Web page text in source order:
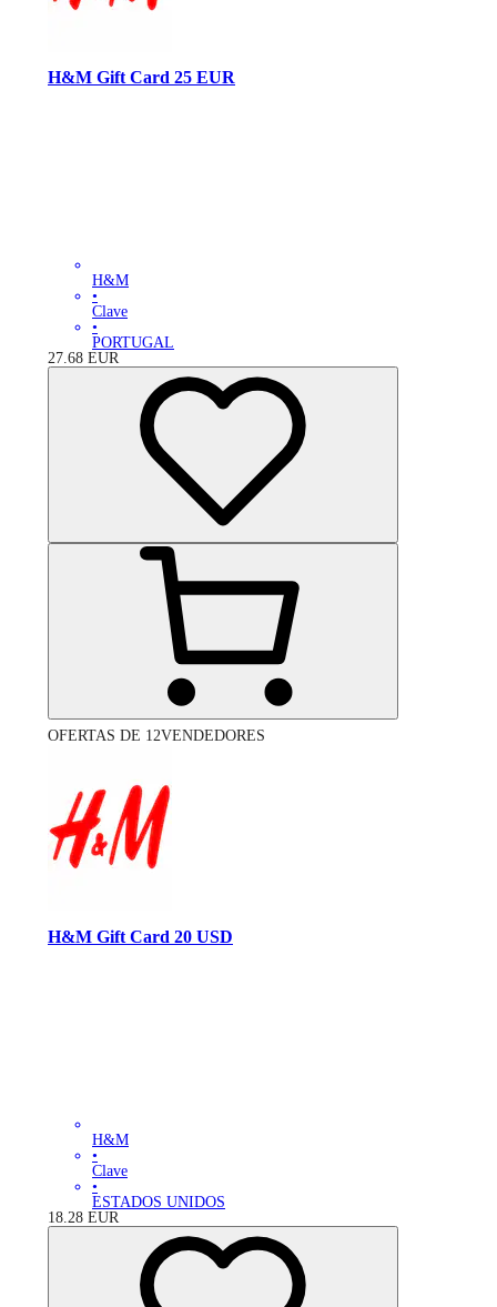
H&M Gift Card 25 EUR
H&M
•
Clave
•
PORTUGAL
27.68 EUR
OFERTAS DE 12VENDEDORES
H&M Gift Card 20 USD
H&M
•
Clave
•
ESTADOS UNIDOS
18.28 EUR